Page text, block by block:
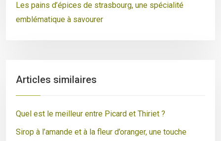
Les pains d’épices de strasbourg, une spécialité
emblématique à savourer
Articles similaires
Quel est le meilleur entre Picard et Thiriet ?
Sirop à l’amande et à la fleur d’oranger, une touche